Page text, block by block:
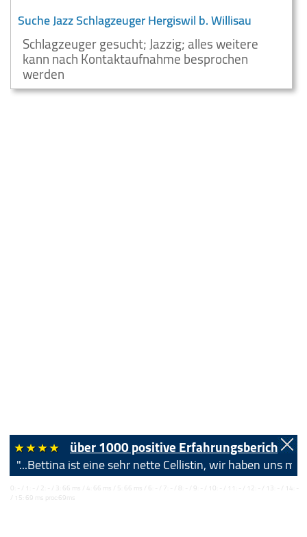
Suche Jazz Schlagzeuger Hergiswil b. Willisau
Schlagzeuger gesucht; Jazzig; alles weitere
kann nach Kontaktaufnahme besprochen
werden
0: - / 1: - / 2: - / 3: 66 ms / 4: 66 ms / 5: 66 ms / 6: - / 7: - / 8: - / 9: - / 10: - / 11: - / 12: - / 13: - / 14: -
/ 15: 69 ms proc:69ms
über 1000 positive Erfahrungsberichte!
"...Bettina ist eine sehr nette Cellistin, wir haben uns